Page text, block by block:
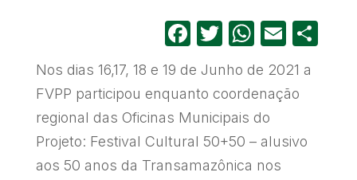
Facebook
TwitterEmail
Nos dias 16,17, 18 e 19 de Junho de 2021 a
FVPP participou enquanto coordenação
regional das Oficinas Municipais do
Projeto: Festival Cultural 50+50 – alusivo
aos 50 anos da Transamazônica nos